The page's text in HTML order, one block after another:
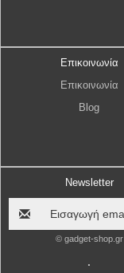
Επικοινωνία
Επικοινωνία
Blog
Newsletter
© gadget-shop.gr
.